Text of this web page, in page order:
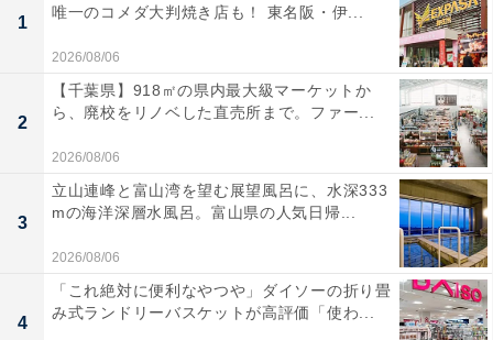
「桜の名所で行ってみたい」（50代女性／山口県）
1
唯一のコメダ大判焼き店も！ 東名阪・伊...
2026/08/06
2
【千葉県】918㎡の県内最大級マーケットか
ら、廃校をリノベした直売所まで。ファー...
2026/08/06
3
立山連峰と富山湾を望む展望風呂に、水深333
mの海洋深層水風呂。富山県の人気日帰...
2026/08/06
4
「これ絶対に便利なやつや」ダイソーの折り畳
み式ランドリーバスケットが高評価「使わ...